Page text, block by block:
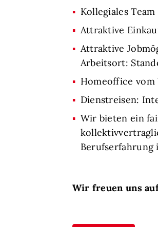
Kollegiales
Attraktive
Attraktive
Arbeitsort:
Homeoffice
Dienstreisen:
Wir bieten ein
Berufserfahrung
Wir freuen uns